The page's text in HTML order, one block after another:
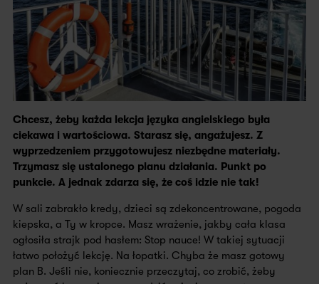
Chcesz, żeby każda lekcja języka angielskiego była
ciekawa i wartościowa. Starasz się, angażujesz. Z
wyprzedzeniem przygotowujesz niezbędne materiały.
Trzymasz się ustalonego planu działania. Punkt po
punkcie. A jednak zdarza się, że coś idzie nie tak!
W sali zabrakło kredy, dzieci są zdekoncentrowane, pogoda
kiepska, a Ty w kropce. Masz wrażenie, jakby cała klasa
ogłosiła strajk pod hasłem: Stop nauce! W takiej sytuacji
łatwo położyć lekcję. Na łopatki. Chyba że masz gotowy
plan B. Jeśli nie, koniecznie przeczytaj, co zrobić, żeby